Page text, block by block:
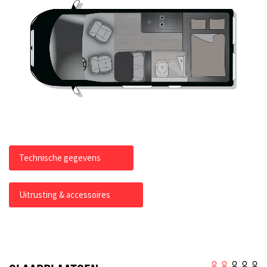
Technische gegevens
Uitrusting & accessoires